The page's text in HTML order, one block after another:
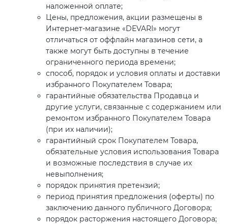
наложенной оплате;
Цены, предложения, акции размещены в
Интернет-магазине «DEVARI» могут
отличаться от оффлайн магазинов сети, а
также могут быть доступны в течение
ограниченного периода времени;
способ, порядок и условия оплаты и доставки
избранного Покупателем Товара;
гарантийные обязательства Продавца и
другие услуги, связанные с содержанием или
ремонтом избранного Покупателем Товара
(при их наличии);
гарантийный срок Покупателем Товара,
обязательные условия использования Товара
и возможные последствия в случае их
невыполнения;
порядок принятия претензий;
период принятия предложения (оферты) по
заключению данного публичного Договора;
порядок расторжения настоящего Договора;